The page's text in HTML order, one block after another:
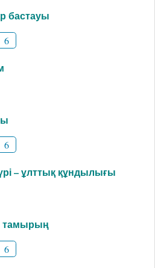
бастауы
6
6
– ұлттық құндылығы
тамырың
6